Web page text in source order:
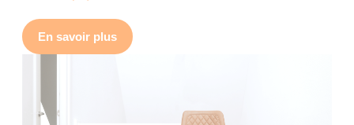
En savoir plus